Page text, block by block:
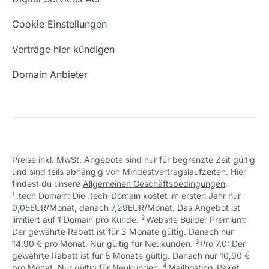
Schön, dass ich dir helfen konnte.
Tut mir leid, du erreichst uns unter:
+49 (0) 451 / 70 99 70
support@checkdomain.de
Schön, dass ich dir helfen konnte.
Tut mir leid, du erreichst uns unter:
+49 (0) 451 / 70 99 70
support@checkdomain.de
Schön, dass ich dir helfen konnte.
Tut mir leid, du erreichst uns unter:
+49 (0) 451 / 70 99 70oder
support@checkdomain.de
Schön, dass ich dir helfen konnte.
Tut mir leid, du erreichst uns unter:
+49 (0) 451 / 70 99 70oder
support@checkdomain.de
Schön, dass ich dir helfen konnte.
Tut mir leid, du erreichst uns unter:
+49 (0) 451 / 70 99 70oder
support@checkdomain.de
Domain Umzug
Wie ist meine IP?
Email Adresse erstellen
Cookie Einstellungen
Verträge hier kündigen
Domain Anbieter
Preise inkl. MwSt. Angebote sind nur für begrenzte Zeit gültig
und sind teils abhängig von Mindestvertragslaufzeiten. Hier
findest du unsere Allgemeinen Geschäftsbedingungen.
1 .tech Domain: Die .tech-Domain kostet im ersten Jahr nur
0,05EUR/Monat, danach 7,29EUR/Monat. Das Angebot ist
limitiert auf 1 Domain pro Kunde. ↩ 1
2 Website Builder Premium:
Der gewährte Rabatt ist für 3 Monate gültig. Danach nur
14,90 € pro Monat. Nur gültig für Neukunden. ↩ 1
3 Pro 7.0: Der
gewährte Rabatt ist für 6 Monate gültig. Danach nur 10,90 €
↩ 1
4